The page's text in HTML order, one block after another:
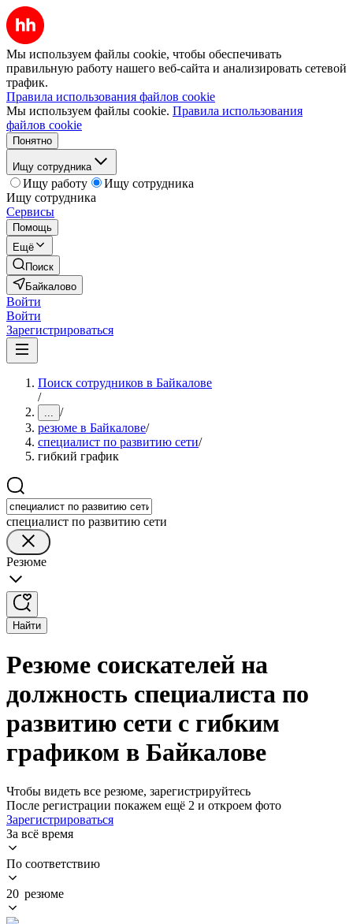
Мы используем файлы cookie, чтобы обеспечивать
правильную работу нашего веб-сайта и анализировать сетевой
трафик.
Правила использования файлов cookie
Мы используем файлы cookie. Правила использования
файлов cookie
Понятно
Ищу сотрудника
Ищу работу
Ищу сотрудника
Ищу сотрудника
Сервисы
Помощь
Ещё
Поиск
Байкалово
Войти
Войти
Зарегистрироваться
Поиск сотрудников в Байкалове
/
... /
резюме в Байкалове/
специалист по развитию сети/
гибкий график
специалист по развитию сети
Резюме
Найти
Резюме соискателей на
должность специалиста по
развитию сети с гибким
графиком в Байкалове
Чтобы видеть все резюме, зарегистрируйтесь
После регистрации покажем ещё 2 и откроем фото
Зарегистрироваться
За всё время
По соответствию
20 резюме